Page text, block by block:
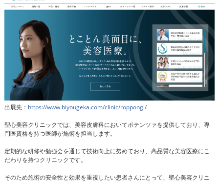
出展先： https://www.biyougeka.com/clinic/roppongi/
聖心美容クリニックでは、美容皮膚科においてポテンツァを提供しており、専
門医資格を持つ医師が施術を担当します。
定期的な研修や勉強会を通じて技術向上に努めており、高品質な美容医療にこ
だわりを持つクリニックです。
そのため施術の安全性と効果を重視したい患者さんにとって、聖心美容クリニ